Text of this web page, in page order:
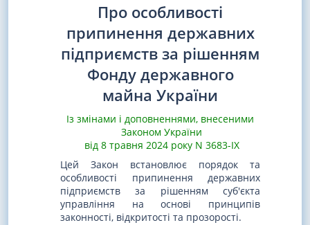
Про особливості
припинення державних
підприємств за рішенням
Фонду державного
майна України
Із змінами і доповненнями, внесеними
Законом України
від 8 травня 2024 року N 3683-IX
Цей Закон встановлює порядок та
особливості припинення державних
підприємств за рішенням суб'єкта
управління на основі принципів
законності, відкритості та прозорості.